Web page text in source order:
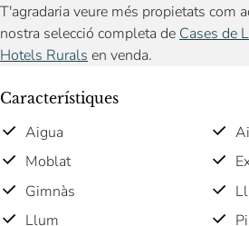
T'agradaria veure més propietats com
nostra selecció completa de Cases de
Hotels Rurals en venda.
Característiques
Aigua
Moblat
Gimnàs
Llum